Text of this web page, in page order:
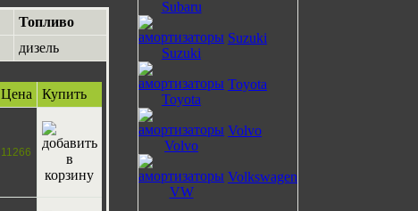
Топливо
дизель
Цена Купить
11266
Suzuki
Toyota
Volvo
Volkswagen